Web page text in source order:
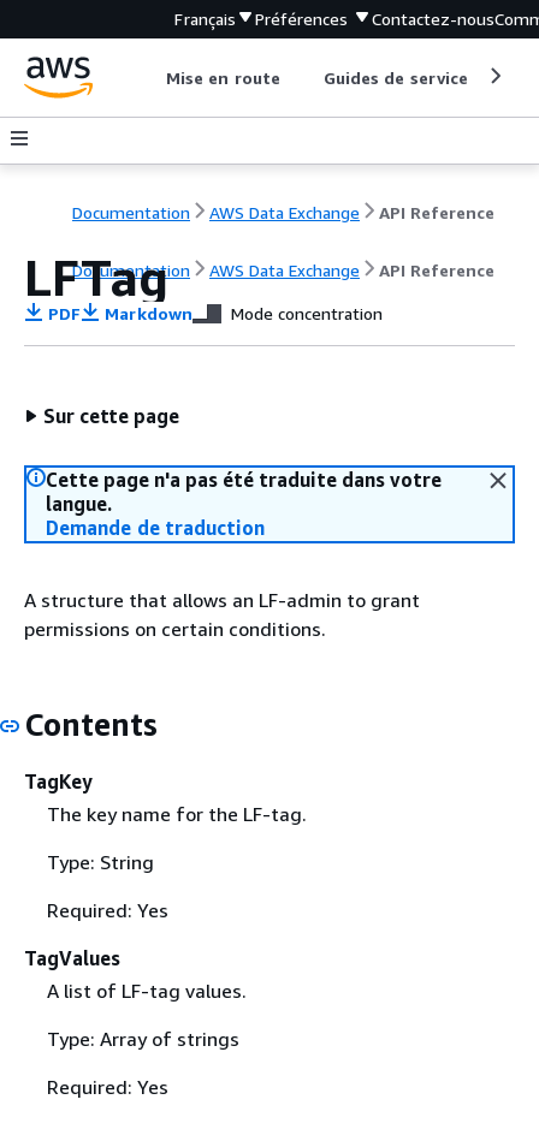
Français Préférences Contactez-nous
Mise en route Guides de service
Documentation AWS Data Exchange API Reference
Documentation AWS Data Exchange API Reference
LFTag
PDF Markdown Mode concentration
Sur cette page
Cette page n'a pas été traduite dans votre
langue.
Demande de traduction
A structure that allows an LF-admin to grant
permissions on certain conditions.
Contents
TagKey
The key name for the LF-tag.
Type: String
Required: Yes
TagValues
A list of LF-tag values.
Type: Array of strings
Required: Yes